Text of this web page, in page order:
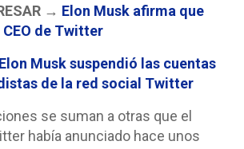
→ Elon Musk afirma que
de Twitter
Elon Musk suspendió las cuentas
de la red social Twitter
se suman a otras que el
había anunciado hace unos